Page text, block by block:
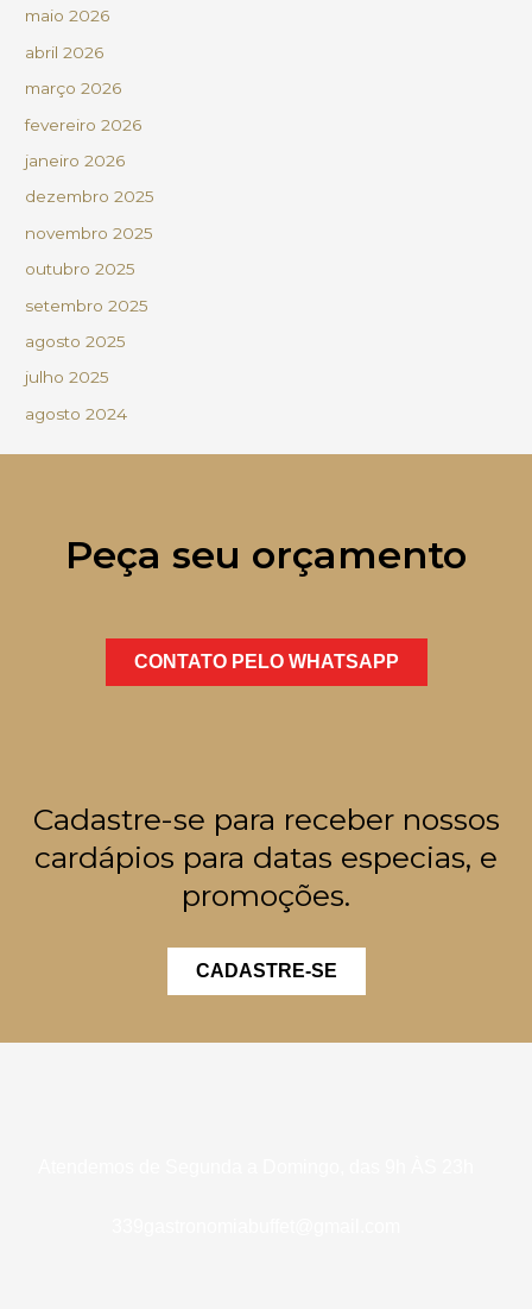
maio 2026
abril 2026
março 2026
fevereiro 2026
janeiro 2026
dezembro 2025
novembro 2025
outubro 2025
setembro 2025
agosto 2025
julho 2025
agosto 2024
Peça seu orçamento
CONTATO PELO WHATSAPP
Cadastre-se para receber nossos
cardápios para datas especias, e
promoções.
CADASTRE-SE